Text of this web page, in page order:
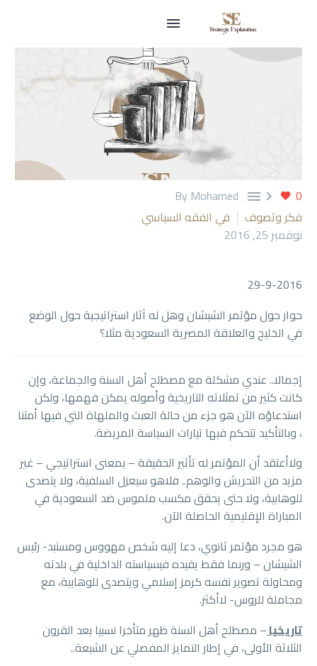
0
 
By Mohamed
فكر وتصوف
في الفقه السياسي
نوفمبر 25, 2016
29-9-2016
حوار حول مؤتمر الشيشان وهل له آثار استراتيجية حول الوضع
في الخليج والعلاقة المصرية السعودية مثلا؟
إجمالا.. عندي مشكلة مع مصطلح أهل السنة والجماعة، وإن
كانت كثير من تمثلاته التاريخية وأصوله يمكن فهمها، ولكن
استدعاؤه الآن هو جزء من حالة العبث والملهاة التي فيها أمتنا
، وبالتأكيد تتحكم فيها تيارات السياسة المريضة.
ولاأعتقد أن المؤتمر له تأثير الحقيقة – بمعنى استراتيجي – غير
مزيد من التحريش والوهم.. فلاهو سيعزل السلفية، ولا يتصدى
للوهابية، ولا حتى يحقق مكسب ملموس ضد السعودية في
المباراة الإقليمية الحاصلة الآن.
هو مجرد مؤتمر ثانوي، دعا إليه شخص مهووس ومستبد- رئيس
الشيشان – وربما فقط يفيده فيسياسته الداخلية في بلدته
ومحاولة تصوير نفسه كرمز إسلامي ويتصدى للوهابية، مع
مجاملة للروس- لاأكثر.
تاريخيا– مصطلح أهل السنة ظهر متأخرا نسبيا بعد القرون
الثلاثة الأولى، في إطار التمايز المفصلي عن الشيعة..